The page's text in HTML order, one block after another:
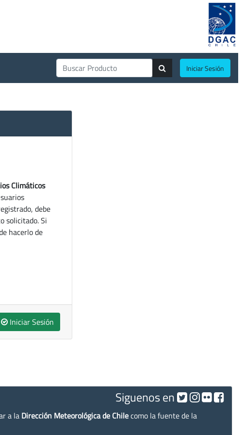
Iniciar Sesión
Climáticos
debe
solicitado. Si
hacerlo de
Iniciar Sesión
Siguenos en
a la Dirección Meteorológica de Chilecomo la fuente de la